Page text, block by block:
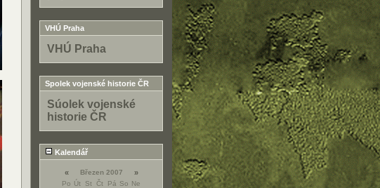
VHÚ Praha
VHÚ Praha
Spolek vojenské historie ČR
Súolek vojenské
historie ČR
Kalendář
« Březen 2007 »
Po Út St Čt Pá So Ne